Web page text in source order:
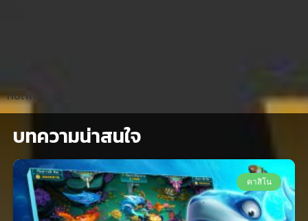
กับไฟฉายนอนอยู่ในกอผักบุ้งขอบสระ […]
บทความน่าสนใจ
คาสิโน